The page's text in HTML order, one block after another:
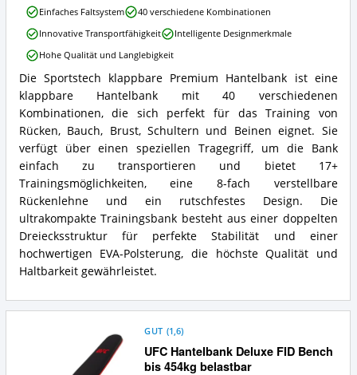
Sportstech
klappbare
Premium
Hantelbank
Zusammenfassung:
Was
bietet
diese
Schrägbank?
Die Sportstech klappbare Premium Hantelbank ist eine
klappbare Hantelbank mit 40 verschiedenen
Kombinationen, die sich perfekt für das Training von
Rücken, Bauch, Brust, Schultern und Beinen eignet. Sie
verfügt über einen speziellen Tragegriff, um die Bank
einfach zu transportieren und bietet 17+
Trainingsmöglichkeiten, eine 8-fach verstellbare
Rückenlehne und ein rutschfestes Design. Die
ultrakompakte Trainingsbank besteht aus einer doppelten
Dreiecksstruktur für perfekte Stabilität und einer
hochwertigen EVA-Polsterung, die höchste Qualität und
Haltbarkeit gewährleistet.
Sportstech
klappbare
Premium
Hantelbank
Vorteile:
Was
spricht
für
diese
Schrägbank?
Einfaches Faltsystem
40 verschiedene Kombinationen
Innovative Transportfähigkeit
Intelligente Designmerkmale
Hohe Qualität und Langlebigkeit
UFC Hantelbank Deluxe FID Bench
bis 454kg belastbar
GUT (1,6)